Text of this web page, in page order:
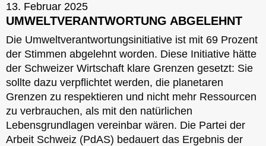
13. Februar 2025
UMWELTVERANTWORTUNG ABGELEHNT
Die Umweltverantwortungsinitiative ist mit 69 Prozent
der Stimmen abgelehnt worden. Diese Initiative hätte
der Schweizer Wirtschaft klare Grenzen gesetzt: Sie
sollte dazu verpflichtet werden, die planetaren
Grenzen zu respektieren und nicht mehr Ressourcen
zu verbrauchen, als mit den natürlichen
Lebensgrundlagen vereinbar wären. Die Partei der
Arbeit Schweiz (PdAS) bedauert das Ergebnis der